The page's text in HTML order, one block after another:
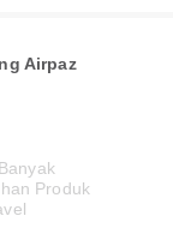
Airpaz